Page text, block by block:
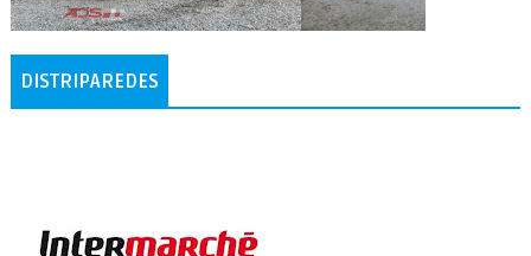
DISTRIPAREDES